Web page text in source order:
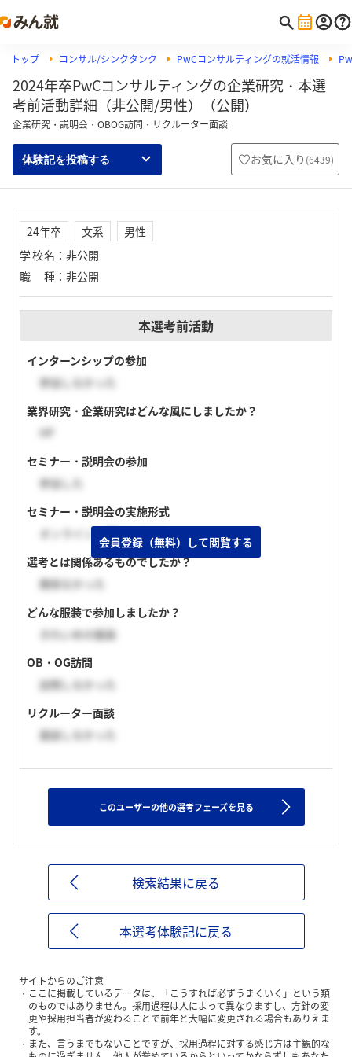
トップ コンサル/シンクタンク PwCコンサルティングの就活情報
2024年卒PwCコンサルティングの企業研究・本選
考前活動詳細（非公開/男性）（公開）
企業研究・説明会・OBOG訪問・リクルーター面談
体験記を投稿する お気に入り (6439)
24年卒 文系
男性
学校名 ： 非公開
職種 ： 非公開
本選考前活動
インターンシップの参加
参加しなかった
業界研究・企業研究はどんな風にしましたか？
HP
セミナー・説明会の参加
参加した
セミナー・説明会の実施形式
オンライン（顔出しあり）
選考とは関係あるものでしたか？
関係なかった
どんな服装で参加しましたか？
きれいめの服装
OB・OG訪問
訪問しなかった
リクルーター面談
面談しなかった
会員登録（無料）して閲覧する
このユーザーの他の選考フェーズを見る
検索結果に戻る
本選考体験記に戻る
サイトからのご注意
ここに掲載しているデータは、「こうすれば必ずうまくいく」という類
のものではありません。採用過程は人によって異なりますし、方針の変
更や採用担当者が変わることで前年と大幅に変更される場合もありえま
す。
また、言うまでもないことですが、採用過程に対する感じ方は主観的な